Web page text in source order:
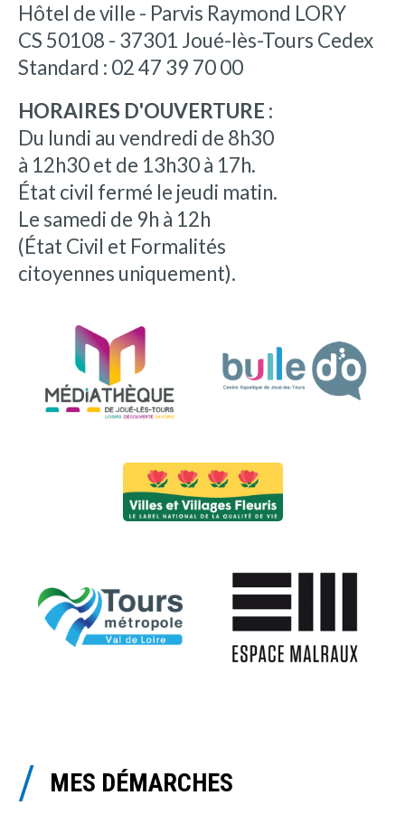
Hôtel de ville - Parvis Raymond LORY
CS 50108 - 37301 Joué-lès-Tours Cedex
Standard : 02 47 39 70 00
HORAIRES D'OUVERTURE :
Du lundi au vendredi de 8h30
à 12h30 et de 13h30 à 17h.
État civil fermé le jeudi matin.
Le samedi de 9h à 12h
(État Civil et Formalités
citoyennes uniquement).
MES DÉMARCHES